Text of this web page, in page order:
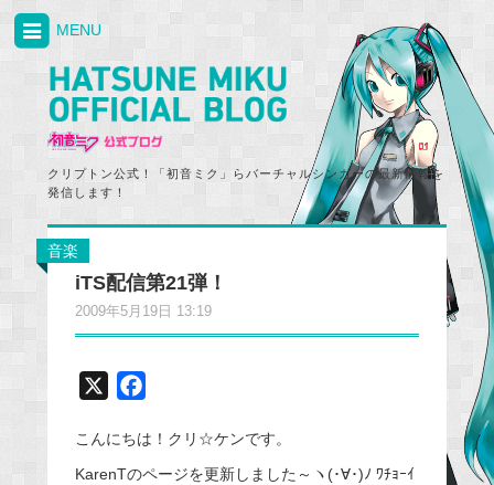
クリプトン公式！「初音ミク」らバーチャルシンガーの最新情報を
発信します！
MENU
音楽
iTS配信第21弾！
2009年5月19日 13:19
c
e
こんにちは！クリ☆ケンです。
KarenTのページを更新しました～ヽ(･∀･)ﾉ ﾜﾁｮｰｲ